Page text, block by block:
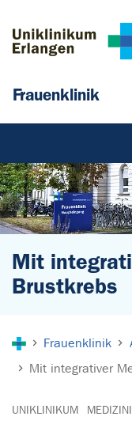
Frauenklinik
Mit
Brustkrebs
Frauenklinik
Mit integrativer
UNIKLINIKUM